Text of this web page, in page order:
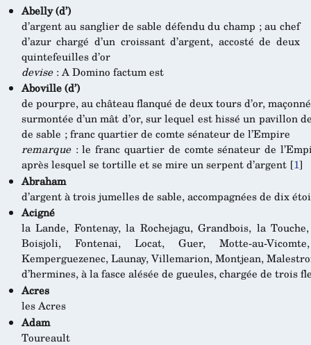
Abelly (d’)
d’argent au sanglier de sable défendu du champ ; au chef
d’azur chargé d’un croissant d’argent, accosté de deux
quintefeuilles d’or
devise: A Domino factum est
Aboville (d’)
de pourpre, au château flanqué de deux tours d’or,
surmontée d’un mât d’or, sur lequel est hissé un
de sable ; franc quartier de comte sénateur de l’Empire
remarque: le franc quartier de comte sénateur de
après lesquel se tortille et se mire un serpent d’argent[1]
Abraham
d’argent à trois jumelles de sable, accompagnées de dix
Acigné
la Lande, Fontenay, la Rochejagu, Grandbois, la
Boisjoli, Fontenai, Locat, Guer, Motte-au-
Kemperguezenec, Launay, Villemarion, Montjean,
d’hermines, à la fasce alésée de gueules, chargée de trois
Acres
les Acres
Adam
Toureault